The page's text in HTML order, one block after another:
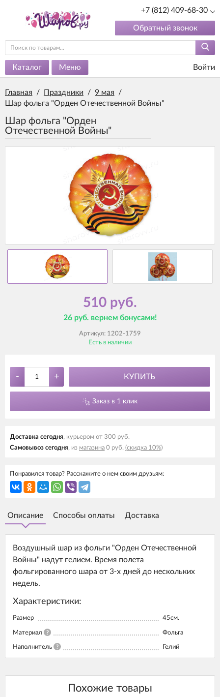
+7 (812) 409-68-30
Обратный звонок
Каталог Меню Войти
Главная / Праздники / 9 мая
/
Шар фольга "Орден Отечественной Войны"
Шар фольга "Орден
Отечественной Войны"
510 руб.
26 руб. вернем бонусами!
Артикул: 1202-1759
Есть в наличии
- + КУПИТЬ
Заказ в 1 клик
Доставка cегодня, курьером от 300 руб.
Самовывоз cегодня, из магазина 0 руб. (скидка 10%)
Понравился товар? Расскажите о нем своим друзьям:
Описание Способы оплаты Доставка
Воздушный шар из фольги "Орден Отечественной
Войны" надут гелием. Время полета
фольгированного шара от 3-х дней до нескольких
недель.
Характеристики:
Размер 45см.
Материал ? Фольга
Наполнитель ? Гелий